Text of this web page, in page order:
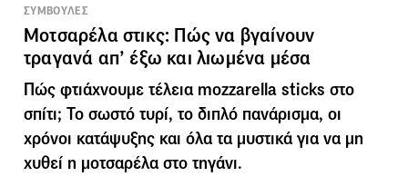
ΣΥΜΒΟΥΛΕΣ
Μοτσαρέλα στικς: Πώς να βγαίνουν
τραγανά απ’ έξω και λιωμένα μέσα
Πώς φτιάχνουμε τέλεια mozzarella sticks στο
σπίτι; Το σωστό τυρί, το διπλό πανάρισμα, οι
χρόνοι κατάψυξης και όλα τα μυστικά για να μη
χυθεί η μοτσαρέλα στο τηγάνι.